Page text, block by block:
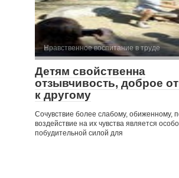
Нравственное воспитание в труде
Детям свойственна
отзывчивость, доброе
к другому
Сочувствие более слабому, обиженному,
воздействие на их чувства является
побудительной силой для